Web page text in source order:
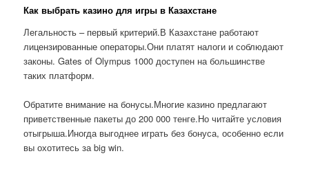
Как выбрать казино для игры в Казахстане
Легальность – первый критерий.В Казахстане работают
лицензированные операторы.Они платят налоги и соблюдают
законы. Gates of Olympus 1000 доступен на большинстве
таких платформ.
Обратите внимание на бонусы.Многие казино предлагают
приветственные пакеты до 200 000 тенге.Но читайте условия
отыгрыша.Иногда выгоднее играть без бонуса, особенно если
вы охотитесь за big win.